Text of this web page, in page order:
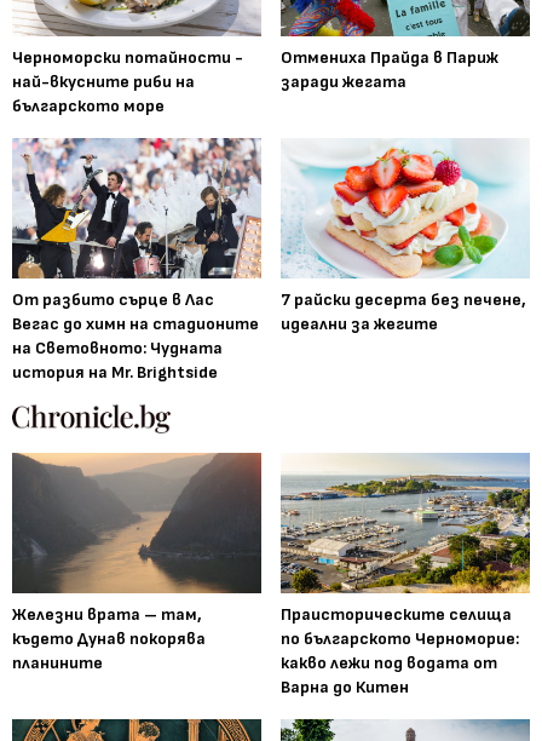
Черноморски потайности -
най-вкусните риби на
българското море
Отмениха Прайда в Париж
заради жегата
От разбито сърце в Лас
Вегас до химн на стадионите
на Световното: Чудната
история на Mr. Brightside
7 райски десерта без печене,
идеални за жегите
Железни врата – там,
където Дунав покорява
планините
Праисторическите селища
по българското Черноморие:
какво лежи под водата от
Варна до Китен